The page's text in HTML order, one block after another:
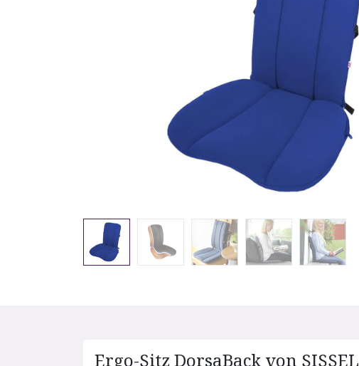
Ergo-Sitz DorsaBack von SISSEL